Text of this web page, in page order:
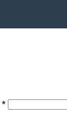
*Erforderlich